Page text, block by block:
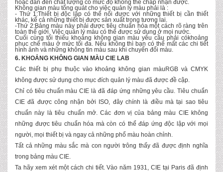
hoặc dẫn đến chất lượng có mức độ không thể chấp nhận được.
Không gian màu tổng quát cho việc quản lý màu phải là :
- Thứ 1:Thiết bị độc lập có thể nối được với những thiết bị cần thiết
khác, kể cả những thiết bị được sản xuất trong tương lai.
-Thứ 2:Bảng màu này phải được tiêu chuẩn hóa một cách rõ ràng trên
toàn thế giới. Việc quản lý màu có thể được sử dụng ở mọi nước.
Cuối cùng tối thiểu khoảng không gian màu yêu cầu phải cókhoảng
phục chế màu ở mức tối đa. Nếu không thì bạn có thể mất các chi tiết
hình ảnh và những không tin màu sau khi chuyển đổi màu.
6. KHOẢNG KHÔNG GIAN MÀU CIE LAB
Các thiết bị phụ thuộc vào khoảng không gian màuRGB và CMYK
không được sử dụng cho mục đích quản lý màu đã được đề cập.
Chỉ có tiêu chuẩn màu CIE là đã đáp ứng những yêu cầu. Tiêu chuẩn
CIE đã được công nhận bởi ISO, đây chính là điều mà tại sao tiêu
chuẩn này là tiêu chuẩn mở. Các đơn vị của bảng màu CIE không
những được tiêu chuẩn hóa mà còn có thể đáp ứng độc lập với mọi
người, mọi thiết bị và ngay cả những phổ màu hoàn chỉnh.
Tất cả những màu sắc mà con người trông thấy đã được định nghĩa
trong bảng màu CIE.
Ta hãy xem xét một cách chi tiết. Vào năm 1931, CIE tại Paris đã định